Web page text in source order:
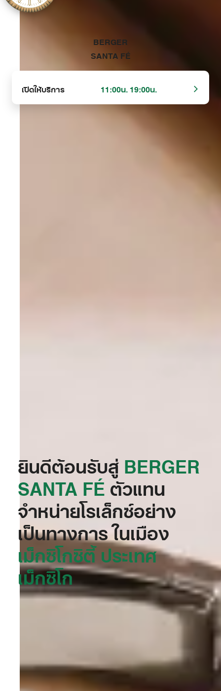
‭BERGER
SANTA FÉ‬
เปิดให้บริการ 11:00น. 19:00น.
ยินดีต้อนรับสู่‭BERGER
SANTA FÉ‬ตัวแทน
จำหน่ายโรเล็กซ์อย่าง
เป็นทางการ ในเมือง
เม็กซิโกซิตี้ ประเทศ
เม็กซิโก